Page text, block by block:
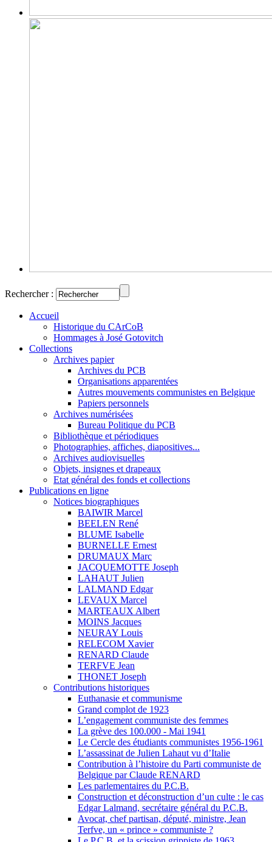
Rechercher :
Accueil
Historique du CArCoB
Hommages à José Gotovitch
Collections
Archives papier
Archives du PCB
Organisations apparentées
Autres mouvements communistes en Belgique
Papiers personnels
Archives numérisées
Bureau Politique du PCB
Bibliothèque et périodiques
Photographies, affiches, diapositives...
Archives audiovisuelles
Objets, insignes et drapeaux
Etat général des fonds et collections
Publications en ligne
Notices biographiques
BAIWIR Marcel
BEELEN René
BLUME Isabelle
BURNELLE Ernest
DRUMAUX Marc
JACQUEMOTTE Joseph
LAHAUT Julien
LALMAND Edgar
LEVAUX Marcel
MARTEAUX Albert
MOINS Jacques
NEURAY Louis
RELECOM Xavier
RENARD Claude
TERFVE Jean
THONET Joseph
Contributions historiques
Euthanasie et communisme
Grand complot de 1923
L’engagement communiste des femmes
La grève des 100.000 - Mai 1941
Le Cercle des étudiants communistes 1956-1961
L’assassinat de Julien Lahaut vu d’Italie
Contribution à l’histoire du Parti communiste de
Belgique par Claude RENARD
Les parlementaires du P.C.B.
Construction et déconstruction d’un culte : le cas
Edgar Lalmand, secrétaire général du P.C.B.
Avocat, chef partisan, député, ministre, Jean
Terfve, un « prince » communiste ?